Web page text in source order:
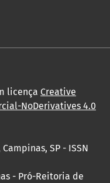
licença Creative
NoDerivatives 4.0
Campinas, SP - ISSN
- Pró-Reitoria de